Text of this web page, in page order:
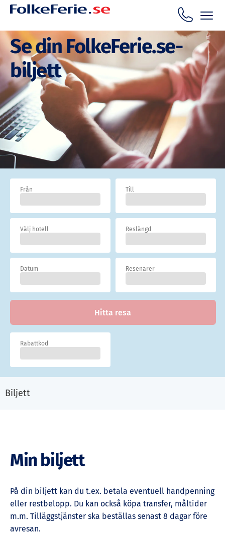
Se din FolkeFerie.se-
biljett
Från Till
Välj hotell Reslängd
Datum Resenärer
Rabattkod
Hitta resa
Biljett
Min biljett
På din biljett kan du t.ex. betala eventuell handpenning
eller restbelopp. Du kan också köpa transfer, måltider
m.m. Tilläggstjänster ska beställas senast 8 dagar före
avresan.